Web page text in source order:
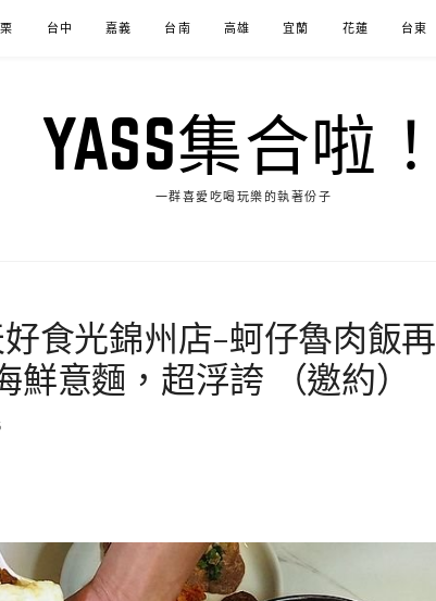
台中 嘉義 台南 高雄 宜蘭 花蓮 台東
YASS集合啦！
一群喜愛吃喝玩樂的執著份子
食光錦州店-蚵仔魯肉飯再
意麵，超浮誇 （邀約）